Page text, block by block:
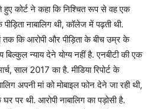
कोर्ट ने कहा कि निश्चित रूप से वह एक
नाबालिग थी, कॉलेज में पढ़ती थी.
तक कि आरोपी और पीड़िता के बीच उम्र के
न्याय देने योग्य नहीं है. एनबीटी की एक
साल 2017 का है. मीडिया रिपोर्ट के
अपनी मां को मोबाइल फोन देने जा रही थी,
पर थी. आरोपी नाबालिग का पड़ोसी है.